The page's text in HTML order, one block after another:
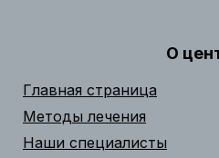
О
Главная страница
Методы лечения
Наши специалисты